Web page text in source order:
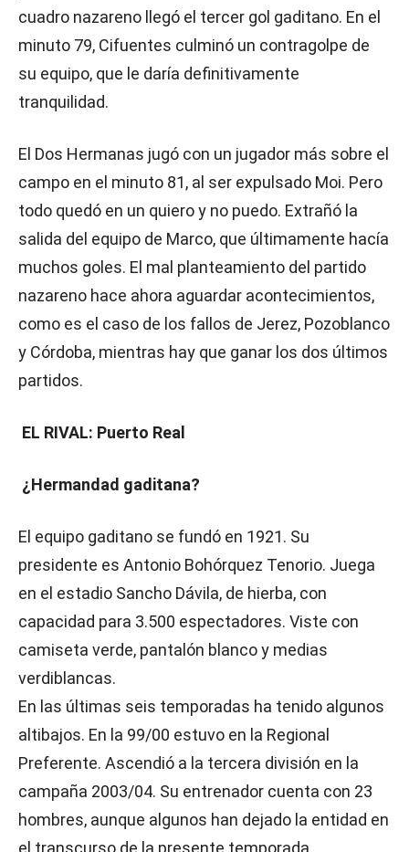
cuadro nazareno llegó el tercer gol gaditano. En el
minuto 79, Cifuentes culminó un contragolpe de
su equipo, que le daría definitivamente
tranquilidad.
El Dos Hermanas jugó con un jugador más sobre el
campo en el minuto 81, al ser expulsado Moi. Pero
todo quedó en un quiero y no puedo. Extrañó la
salida del equipo de Marco, que últimamente hacía
muchos goles. El mal planteamiento del partido
nazareno hace ahora aguardar acontecimientos,
como es el caso de los fallos de Jerez, Pozoblanco
y Córdoba, mientras hay que ganar los dos últimos
partidos.
EL RIVAL: Puerto Real
¿Hermandad gaditana?
El equipo gaditano se fundó en 1921. Su
presidente es Antonio Bohórquez Tenorio. Juega
en el estadio Sancho Dávila, de hierba, con
capacidad para 3.500 espectadores. Viste con
camiseta verde, pantalón blanco y medias
verdiblancas.
En las últimas seis temporadas ha tenido algunos
altibajos. En la 99/00 estuvo en la Regional
Preferente. Ascendió a la tercera división en la
campaña 2003/04. Su entrenador cuenta con 23
hombres, aunque algunos han dejado la entidad en
el transcurso de la presente temporada.